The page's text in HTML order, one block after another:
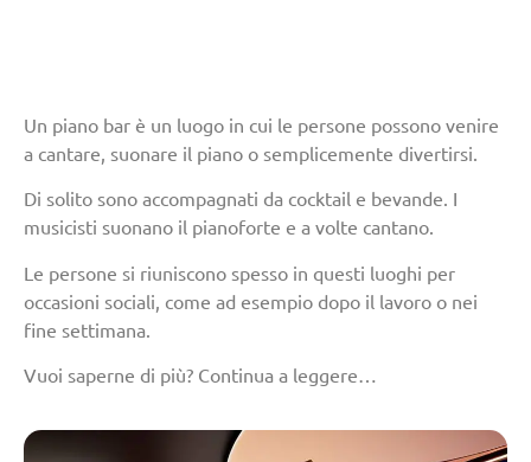
Un piano bar è un luogo in cui le persone possono venire
a cantare, suonare il piano o semplicemente divertirsi.
Di solito sono accompagnati da cocktail e bevande. I
musicisti suonano il pianoforte e a volte cantano.
Le persone si riuniscono spesso in questi luoghi per
occasioni sociali, come ad esempio dopo il lavoro o nei
fine settimana.
Vuoi saperne di più? Continua a leggere…